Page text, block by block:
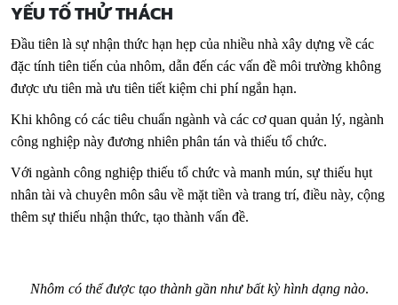
YẾU TỐ THỬ THÁCH
Đầu tiên là sự nhận thức hạn hẹp của nhiều nhà xây dựng về các
đặc tính tiên tiến của nhôm, dẫn đến các vấn đề môi trường không
được ưu tiên mà ưu tiên tiết kiệm chi phí ngắn hạn.
Khi không có các tiêu chuẩn ngành và các cơ quan quản lý, ngành
công nghiệp này đương nhiên phân tán và thiếu tổ chức.
Với ngành công nghiệp thiếu tổ chức và manh mún, sự thiếu hụt
nhân tài và chuyên môn sâu về mặt tiền và trang trí, điều này, cộng
thêm sự thiếu nhận thức, tạo thành vấn đề.
Nhôm có thể được tạo thành gần như bất kỳ hình dạng nào.